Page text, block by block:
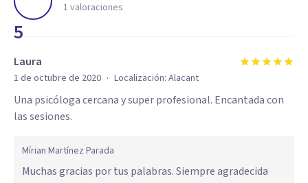
5
1 valoraciones
Laura
1 de octubre de 2020 · Localización: Alacant
Una psicóloga cercana y super profesional. Encantada con
las sesiones.
Mírian Martínez Parada
Muchas gracias por tus palabras. Siempre agradecida